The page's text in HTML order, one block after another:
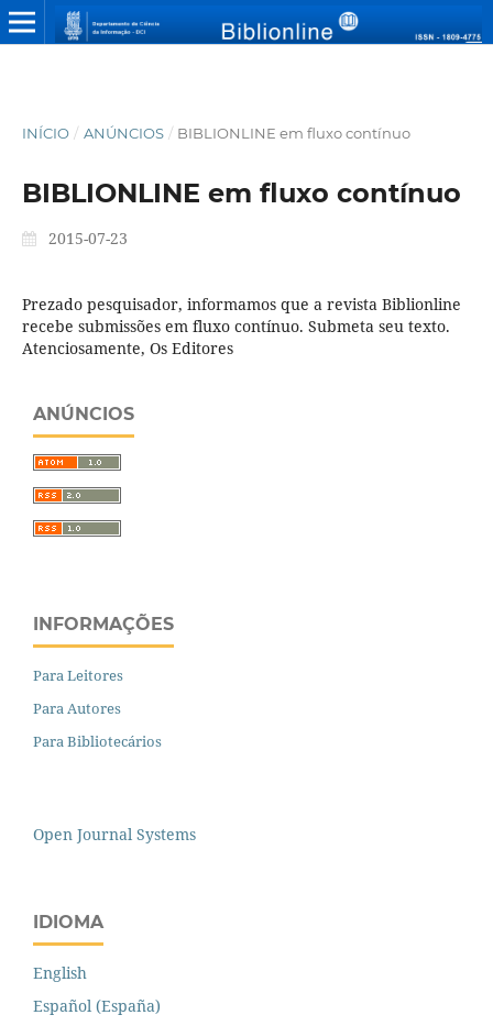
INÍCIO / ANÚNCIOS / BIBLIONLINE em fluxo contínuo
BIBLIONLINE em fluxo contínuo
2015-07-23
Prezado pesquisador, informamos que a revista Biblionline
recebe submissões em fluxo contínuo. Submeta seu texto.
Atenciosamente, Os Editores
ANÚNCIOS
INFORMAÇÕES
Para Leitores
Para Autores
Para Bibliotecários
Open Journal Systems
IDIOMA
English
Español (España)